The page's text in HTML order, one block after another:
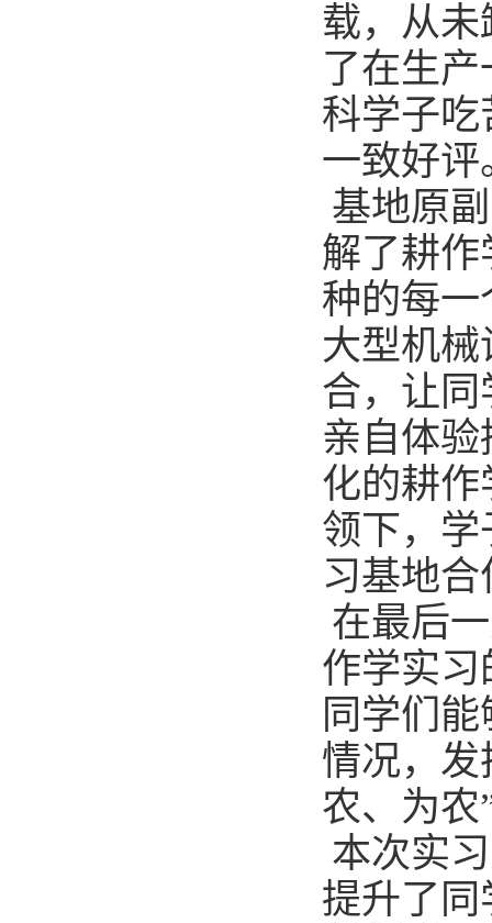
载，从
了在生
科学子
一致好评
基地原
解了耕
种的每
大型机
合，让
亲自体
化的耕
领下，学
习基地
在最后
作学实
同学们
情况，发
农、为农
本次实
提升了